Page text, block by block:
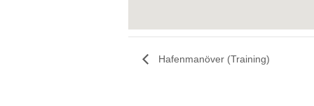
Hafenmanöver (Training)